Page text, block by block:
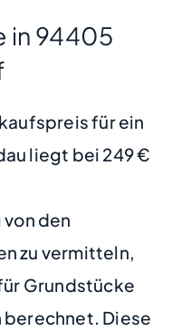
in 94405
für ein
liegt bei 249 €
den
zu vermitteln,
Grundstücke
Diese